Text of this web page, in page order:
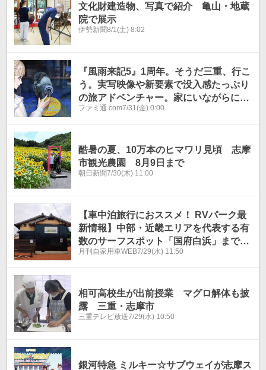
文化財建造物、写真で紹介 亀山・地蔵
院で展示
伊勢新聞8/1(土) 8:02
『風雨来記5』1周年。そうだ三重、行こ
う。実写映像や新要素で没入感たっぷり
の旅アドベンチャー。家にいながらにし
てツーリングが楽しめる【今日は何の
ファミ通.com7/31(金) 0:00
酷暑の夏、10万本のヒマワリ見頃 志摩
市観光農園 8月9日まで
朝日新聞7/30(木) 11:00
【車中泊旅行におススメ！ RVパーク最
新情報】中部・近畿エリアを代表する有
数のサーフスポット「国府白浜」まで徒
歩1分のRVパーク『三重県志摩市／ RV
月刊自家用車WEB7/29(水) 11:50
相可高校生が出前授業 マグロ解体も披
露 三重・志摩市
三重テレビ放送7/29(水) 10:50
銀河特急 ミルキー☆サブウェイが志摩ス